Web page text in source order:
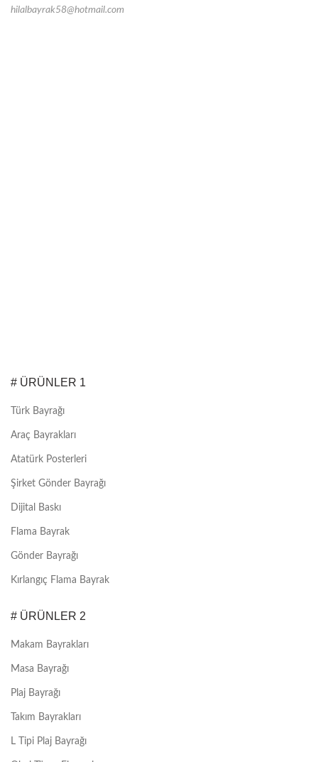
hilalbayrak58@hotmail.com
# ÜRÜNLER 1
Türk Bayrağı
Araç Bayrakları
Atatürk Posterleri
Şirket Gönder Bayrağı
Dijital Baskı
Flama Bayrak
Gönder Bayrağı
Kırlangıç Flama Bayrak
# ÜRÜNLER 2
Makam Bayrakları
Masa Bayrağı
Plaj Bayrağı
Takım Bayrakları
L Tipi Plaj Bayrağı